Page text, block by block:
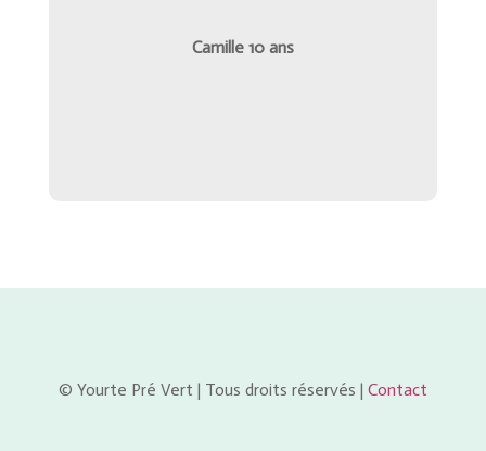
Camille 10 ans
© Yourte Pré Vert | Tous droits réservés | Contact